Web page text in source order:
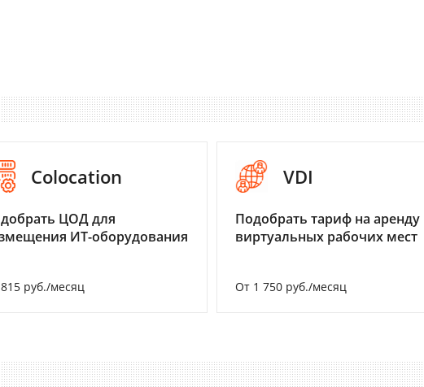
Colocation
ЦОД для
ИТ-оборудования
руб./месяц
VDI
Подобрать тариф на аренду
виртуальных рабочих мест
От 1 750 руб./месяц